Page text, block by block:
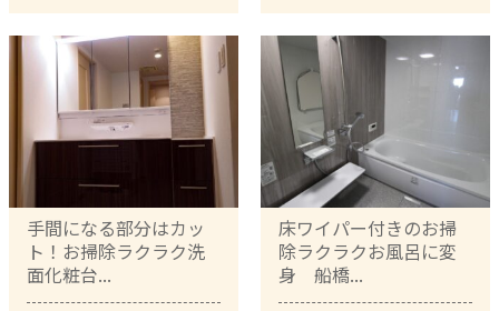
手間になる部分はカッ
ト！お掃除ラクラク洗
面化粧台...
床ワイパー付きのお掃
除ラクラクお風呂に変
身 船橋...